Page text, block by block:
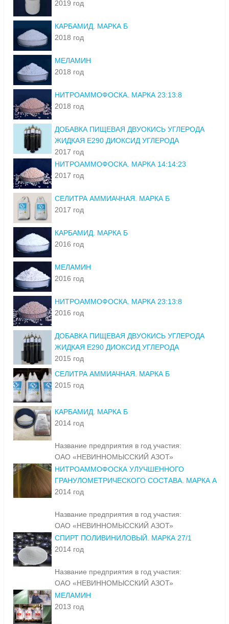
2019 год
КАРБАМИД. МАРКА Б
2018 год
МЕЛАМИН
2018 год
НИТРОАММОФОСКА. МАРКА 23:13:8
2018 год
ДОБАВКА ПИЩЕВАЯ ДВУОКИСЬ УГЛЕРОДА
ЖИДКАЯ Е290 ДИОКСИД УГЛЕРОДА
2017 год
НИТРОАММОФОСКА. МАРКА 14:14:23
2017 год
СЕЛИТРА АММИАЧНАЯ. МАРКА Б
2017 год
КАРБАМИД. МАРКА Б
2016 год
МЕЛАМИН
2016 год
НИТРОАММОФОСКА. МАРКА 23:13:8
2016 год
ДОБАВКА ПИЩЕВАЯ ДВУОКИСЬ УГЛЕРОДА
ЖИДКАЯ Е290 ДИОКСИД УГЛЕРОДА
2015 год
СЕЛИТРА АММИАЧНАЯ. МАРКА Б
2015 год
КАРБАМИД. МАРКА Б
2014 год
Название предприятия в год участия:
ОАО «НЕВИННОМЫССКИЙ АЗОТ»
НИТРОАММОФОСКА УЛУЧШЕННОГО
ГРАНУЛОМЕТРИЧЕСКОГО СОСТАВА. МАРКА А
2014 год
Название предприятия в год участия:
ОАО «НЕВИННОМЫССКИЙ АЗОТ»
СПИРТ ПОЛИВИНИЛОВЫЙ. МАРКА 27/1
2014 год
Название предприятия в год участия:
ОАО «НЕВИННОМЫССКИЙ АЗОТ»
МЕЛАМИН
2013 год